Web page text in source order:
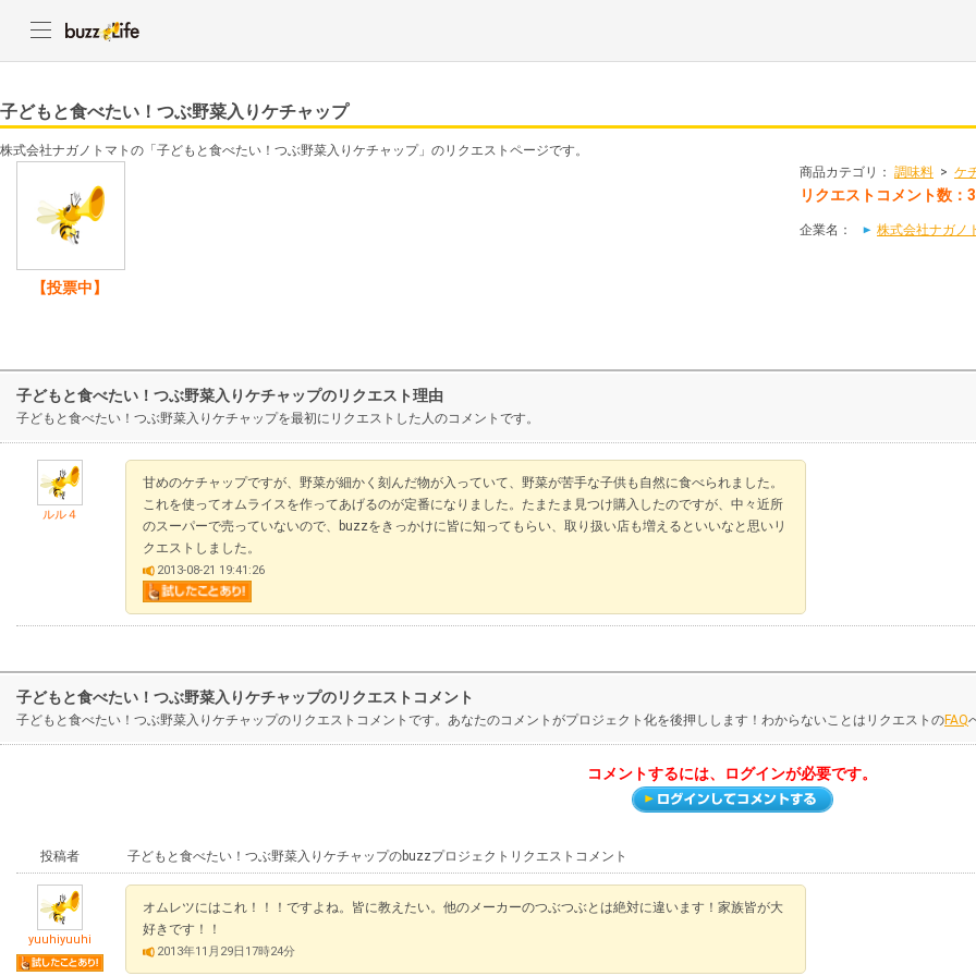
子どもと食べたい！つぶ野菜入りケチャップ
株式会社ナガノトマトの「子どもと食べたい！つぶ野菜入りケチャップ」のリクエストページです。
【投票中】
商品カテゴリ： 調味料 > ケ
リクエストコメント数：
企業名： 株式会社ナガノ
子どもと食べたい！つぶ野菜入りケチャップのリクエスト理由
子どもと食べたい！つぶ野菜入りケチャップを最初にリクエストした人のコメントです。
ルル４
甘めのケチャップですが、野菜が細かく刻んだ物が入っていて、野菜が苦手な子供も自然に食べられました。
これを使ってオムライスを作ってあげるのが定番になりました。たまたま見つけ購入したのですが、中々近所
のスーパーで売っていないので、buzzをきっかけに皆に知ってもらい、取り扱い店も増えるといいなと思いリ
クエストしました。
2013-08-21 19:41:26
子どもと食べたい！つぶ野菜入りケチャップのリクエストコメント
子どもと食べたい！つぶ野菜入りケチャップのリクエストコメントです。あなたのコメントがプロジェクト化を後押しします！わからないことはリクエストのFAQ
コメントするには、ログインが必要です。
投稿者 子どもと食べたい！つぶ野菜入りケチャップのbuzzプロジェクトリクエストコメント
yuuhiyuuhi
オムレツにはこれ！！！ですよね。皆に教えたい。他のメーカーのつぶつぶとは絶対に違います！家族皆が大
好きです！！
2013年11月29日17時24分